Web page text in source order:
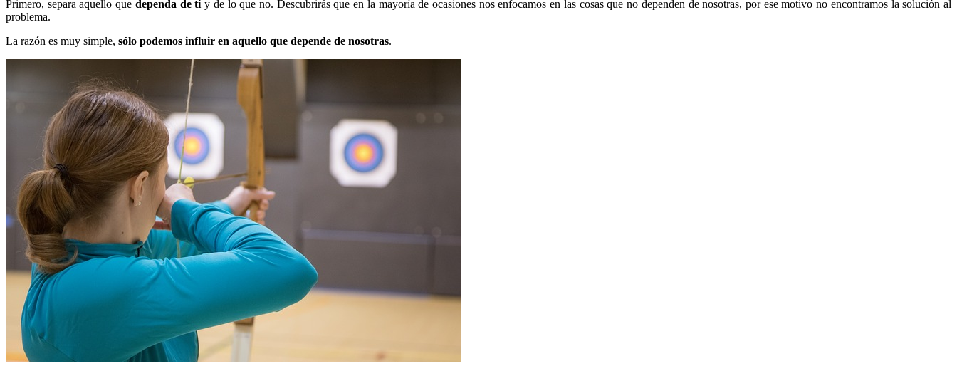
Primero, separa aquello que dependa de ti y de lo que no. Descubrirás que en la mayoría de ocasiones nos enfocamos en las cosas que no dependen de nosotras, por ese motivo no encontramos la solución al
problema.
La razón es muy simple, sólo podemos influir en aquello que depende de nosotras.